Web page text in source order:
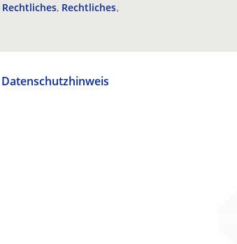
Rechtliches Rechtliches
Datenschutzhinweis